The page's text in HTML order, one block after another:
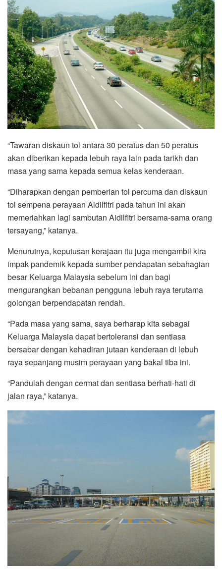
“Tawaran diskaun tol antara 30 peratus dan 50 peratus
akan diberikan kepada lebuh raya lain pada tarikh dan
masa yang sama kepada semua kelas kenderaan.
“Diharapkan dengan pemberian tol percuma dan diskaun
tol sempena perayaan Aidilfitri pada tahun ini akan
memeriahkan lagi sambutan Aidilfitri bersama-sama orang
tersayang,” katanya.
Menurutnya, keputusan kerajaan itu juga mengambil kira
impak pandemik kepada sumber pendapatan sebahagian
besar Keluarga Malaysia sebelum ini dan bagi
mengurangkan bebanan pengguna lebuh raya terutama
golongan berpendapatan rendah.
“Pada masa yang sama, saya berharap kita sebagai
Keluarga Malaysia dapat bertoleransi dan sentiasa
bersabar dengan kehadiran jutaan kenderaan di lebuh
raya sepanjang musim perayaan yang bakal tiba ini.
“Pandulah dengan cermat dan sentiasa berhati-hati di
jalan raya,” katanya.